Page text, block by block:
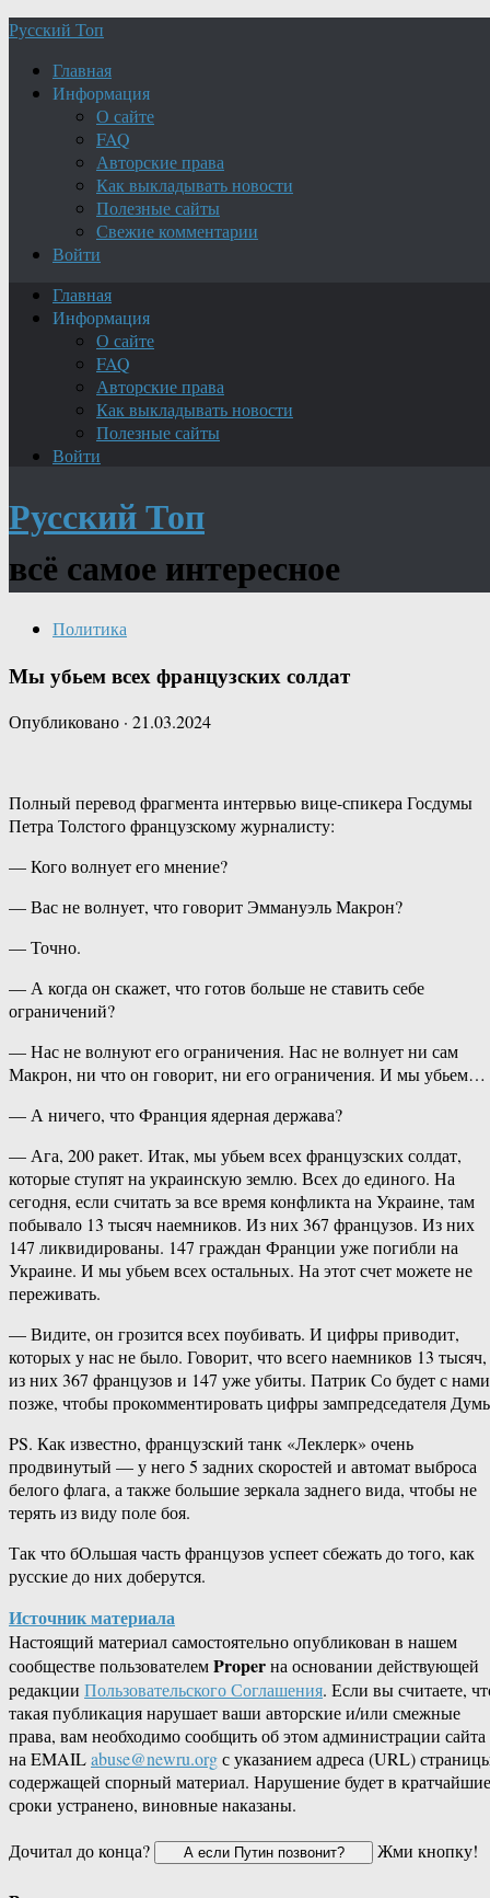
Русский Топ
Главная
Информация
О сайте
FAQ
Авторские права
Как выкладывать новости
Полезные сайты
Свежие комментарии
Войти
Главная
Информация
О сайте
FAQ
Авторские права
Как выкладывать новости
Полезные сайты
Войти
Русский Топ
всё самое интересное
Политика
Мы убьем всех французских солдат
Опубликовано · 21.03.2024
Полный перевод фрагмента интервью вице-спикера Госдумы
Петра Толстого французскому журналисту:
— Кого волнует его мнение?
— Вас не волнует, что говорит Эммануэль Макрон?
— Точно.
— А когда он скажет, что готов больше не ставить себе
ограничений?
— Нас не волнуют его ограничения. Нас не волнует ни сам
Макрон, ни что он говорит, ни его ограничения. И мы убьем…
— А ничего, что Франция ядерная держава?
— Ага, 200 ракет. Итак, мы убьем всех французских солдат,
которые ступят на украинскую землю. Всех до единого. На
сегодня, если считать за все время конфликта на Украине, там
побывало 13 тысяч наемников. Из них 367 французов. Из них
147 ликвидированы. 147 граждан Франции уже погибли на
Украине. И мы убьем всех остальных. На этот счет можете не
переживать.
— Видите, он грозится всех поубивать. И цифры приводит,
которых у нас не было. Говорит, что всего наемников 13 тысяч,
из них 367 французов и 147 уже убиты. Патрик Со будет с нами
позже, чтобы прокомментировать цифры зампредседателя
PS. Как известно, французский танк «Леклерк» очень
продвинутый — у него 5 задних скоростей и автомат выброса
белого флага, а также большие зеркала заднего вида, чтобы не
терять из виду поле боя.
Так что бОльшая часть французов успеет сбежать до того, как
русские до них доберутся.
Источник материала
Настоящий материал самостоятельно опубликован в нашем
сообществе пользователемProperна основании действующей
редакции Пользовательского Соглашения. Если вы считаете,
такая публикация нарушает ваши авторские и/или смежные
права, вам необходимо сообщить об этом администрации сайта
на EMAILabuse@newru.orgс указанием адреса (URL)
содержащей спорный материал. Нарушение будет в кратчайшие
сроки устранено, виновные наказаны.
Дочитал до конца?
Жми кнопку!